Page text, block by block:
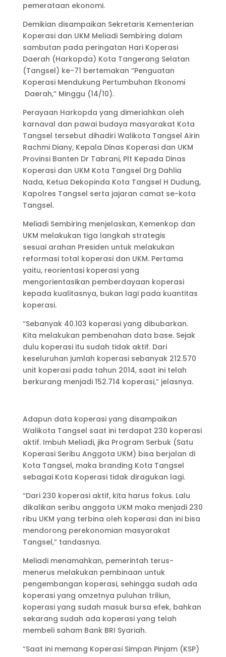
pemerataan ekonomi.
Demikian disampaikan Sekretaris Kementerian
Koperasi dan UKM Meliadi Sembiring dalam
sambutan pada peringatan Hari Koperasi
Daerah (Harkopda) Kota Tangerang Selatan
(Tangsel) ke-71 bertemakan “Penguatan
Koperasi Mendukung Pertumbuhan Ekonomi
Daerah,” Minggu (14/10).
Perayaan Harkopda yang dimeriahkan oleh
karnaval dan pawai budaya masyarakat Kota
Tangsel tersebut dihadiri Walikota Tangsel Airin
Rachmi Diany, Kepala Dinas Koperasi dan UKM
Provinsi Banten Dr Tabrani, Plt Kepada Dinas
Koperasi dan UKM Kota Tangsel Drg Dahlia
Nada, Ketua Dekopinda Kota Tangsel H Dudung,
Kapolres Tangsel serta jajaran camat se-kota
Tangsel.
Meliadi Sembiring menjelaskan, Kemenkop dan
UKM melakukan tiga langkah strategis
sesuai arahan Presiden untuk melakukan
reformasi total koperasi dan UKM. Pertama
yaitu, reorientasi koperasi yang
mengorientasikan pemberdayaan koperasi
kepada kualitasnya, bukan lagi pada kuantitas
koperasi.
“Sebanyak 40.103 koperasi yang dibubarkan.
Kita melakukan pembenahan data base. Sejak
dulu koperasi itu sudah tidak aktif. Dari
keseluruhan jumlah koperasi sebanyak 212.570
unit koperasi pada tahun 2014, saat ini telah
berkurang menjadi 152.714 koperasi,” jelasnya.
Adapun data koperasi yang disampaikan
Walikota Tangsel saat ini terdapat 230 koperasi
aktif. Imbuh Meliadi, jika Program Serbuk (Satu
Koperasi Seribu Anggota UKM) bisa berjalan di
Kota Tangsel, maka branding Kota Tangsel
sebagai Kota Koperasi tidak diragukan lagi.
“Dari 230 koperasi aktif, kita harus fokus. Lalu
dikalikan seribu anggota UKM maka menjadi 230
ribu UKM yang terbina oleh koperasi dan ini bisa
mendorong perekonomian masyarakat
Tangsel,” tandasnya.
Meliadi menamahkan, pemerintah terus-
menerus melakukan pembinaan untuk
pengembangan koperasi, sehingga sudah ada
koperasi yang omzetnya puluhan triliun,
koperasi yang sudah masuk bursa efek, bahkan
sekarang sudah ada koperasi yang telah
membeli saham Bank BRI Syariah.
“Saat ini memang Koperasi Simpan Pinjam (KSP)